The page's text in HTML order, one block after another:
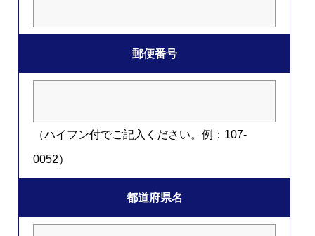
郵便番号
（ハイフン付でご記入ください。例：107-
0052）
都道府県名